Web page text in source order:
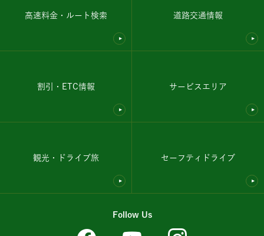
高速料金・ルート検索 道路交通情報
割引・ETC情報 サービスエリア
観光・ドライブ旅 セーフティドライブ
Follow Us